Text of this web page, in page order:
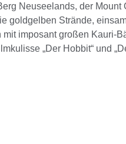
Neuseelands, der Mount
goldgelben Strände,
imposant großen Kauri-
„Der Hobbit“ und